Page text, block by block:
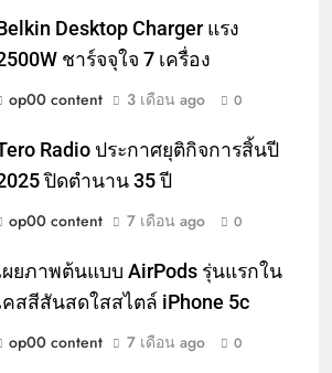
Belkin Desktop Charger แรง
ชาร์จจุใจ 7 เครื่อง
op00 content
3 เดือน ago 0
Radio ประกาศยุติกิจการสิ้นปี
ปิดตำนาน 35 ปี
op00 content
7 เดือน ago 0
ผยภาพต้นแบบ AirPods รุ่นแรกใน
คสสีสันสดใสสไตล์ iPhone 5c
op00 content
7 เดือน ago 0